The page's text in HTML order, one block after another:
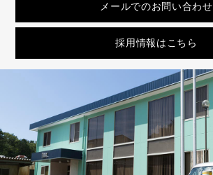
メールでのお問い合わせ
採用情報はこちら